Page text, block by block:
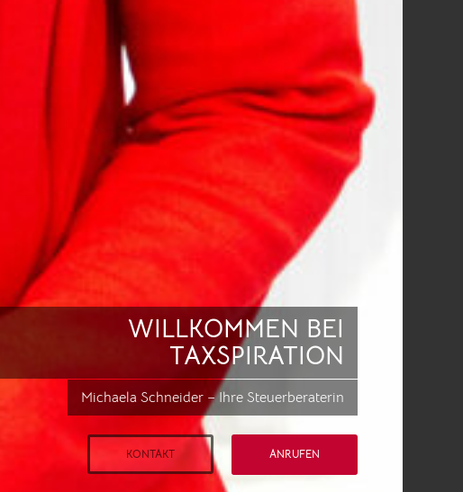
WILLKOMMEN BEI
TAXSPIRATION
Michaela Schneider – Ihre Steuerberaterin
KONTAKT ANRUFEN